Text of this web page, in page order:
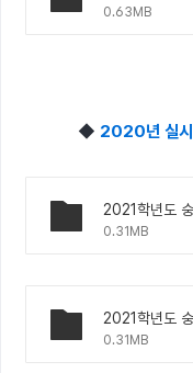
0.63MB
◆ 2020년 실시
0.31MB
0.31MB